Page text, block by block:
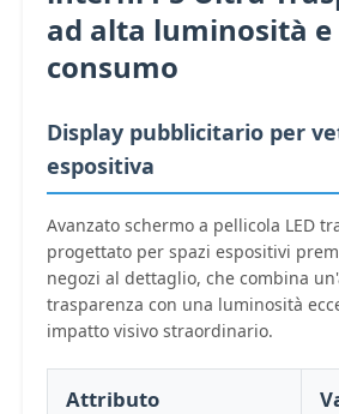
Notizie
Chiedi un preventivo
ad alta luminosità e
consumo
Display pubblicitario per
espositiva
Avanzato schermo a pellicola LED
progettato per spazi espositivi
negozi al dettaglio, che combina
trasparenza con una luminosità
impatto visivo straordinario.
Attributo